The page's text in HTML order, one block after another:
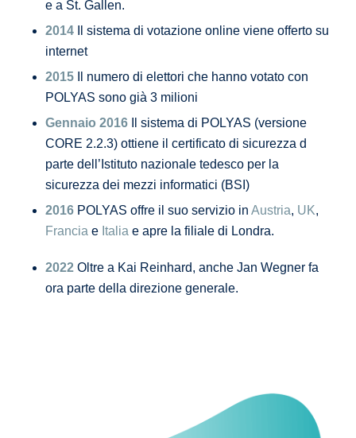
e a St. Gallen.
2014Il sistema di votazione online viene offerto su
internet
2015Il numero di elettori che hanno votato con
POLYAS sono già 3 milioni
Gennaio 2016Il sistema di POLYAS (versione
CORE 2.2.3) ottiene il certificato di sicurezza d
parte dell’Istituto nazionale tedesco per la
sicurezza dei mezzi informatici (BSI)
2016POLYAS offre il suo servizio in Austria, UK,
Francia e Italia e apre la filiale di Londra.
2022Oltre a Kai Reinhard, anche Jan Wegner fa
ora parte della direzione generale.